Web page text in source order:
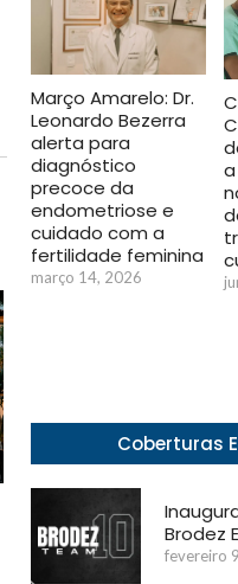
Março Amarelo: Dr.
Leonardo Bezerra
alerta para
diagnóstico
precoce da
endometriose e
cuidado com a
fertilidade feminina
março 14, 2026
Coberturas
Brodez
fevereiro